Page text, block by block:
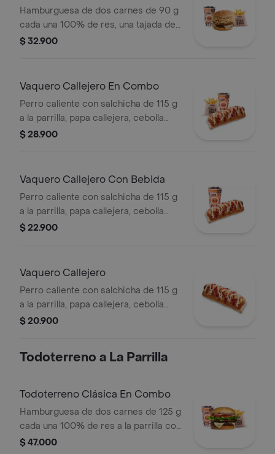
Hamburguesa de dos carnes de 90 g
cada una 100% de res, una tajada de
queso tipo mozzarella, papas
papas Corral medianas + bebida PET
$ 32.900
Vaquero Callejero En Combo
Perro caliente con salchicha de 115 g
a la parrilla, papa callejera, cebolla
picada, salsa blanca, salsa de tomate
PET
$ 28.900
Vaquero Callejero Con Bebida
Perro caliente con salchicha de 115 g
a la parrilla, papa callejera, cebolla
picada, salsa blanca, salsa de tomate
$ 22.900
Vaquero Callejero
Perro caliente con salchicha de 115 g
a la parrilla, papa callejera, cebolla
picada, salsa blanca, salsa de tomate
$ 20.900
Todoterreno a La Parrilla
Todoterreno Clásica En Combo
Hamburguesa de dos carnes de 125 g
cada una 100% de res a la parrilla con
salsa bbq, queso mozzarella, lechuga,
$ 47.000